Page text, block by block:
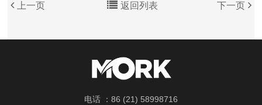
上一页 返回列表 下一页
电话 ：86 (21) 58998716